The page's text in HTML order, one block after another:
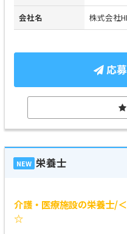
会社名 株式会社
応
NEW 栄養士
介護・医療施設の栄養士/
☆